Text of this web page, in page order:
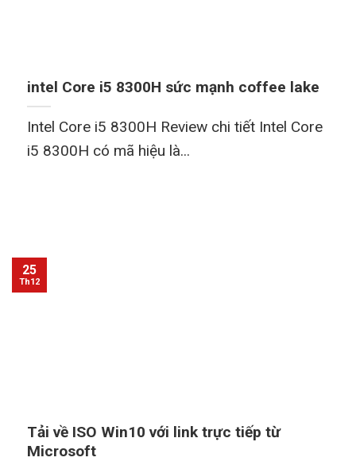
intel Core i5 8300H sức mạnh coffee lake
Intel Core i5 8300H Review chi tiết Intel Core
i5 8300H có mã hiệu là...
Tải về ISO Win10 với link trực tiếp từ
Microsoft
25
Th12